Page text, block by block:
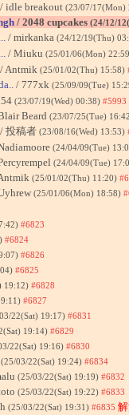
/ idle breakout (23/07/17(Mon)
/ 2048 cupcakes (24/12/
/ mirkanka (24/12/19(Thu)
/ Miuku (25/01/06(Mon)
/ Antmik (25/01/02(Thu) 15:58)
/ 777xk (25/09/09(Tue)
(23/07/19(Wed) 00:38) #5993
Beard (23/07/25(Tue)
/ 投稿者 (23/08/16(Wed) 13:53)
(24/04/09(Tue)
(24/04/09(Tue)
(25/01/02(Thu) 11:20)
(25/01/06(Mon) 18:58)
#6823
#6824
#6826
#6825
19:12) #6828
#6827
22(Sat) 19:17) #6831
19:14) #6829
22(Sat) 19:16) #6830
(25/03/22(Sat) 19:24) #6834
(25/03/22(Sat) 19:19) #6832
(25/03/22(Sat) 19:22) #6833
(25/03/22(Sat) 19:31) #6835